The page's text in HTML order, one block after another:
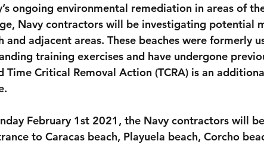
ongoing environmental remediation in areas of
Navy contractors will be investigating potential
and adjacent areas. These beaches were formerly
training exercises and have undergone
Time Critical Removal Action (TCRA) is an
February 1st 2021, the Navy contractors will
to Caracas beach, Playuela beach, Corcho